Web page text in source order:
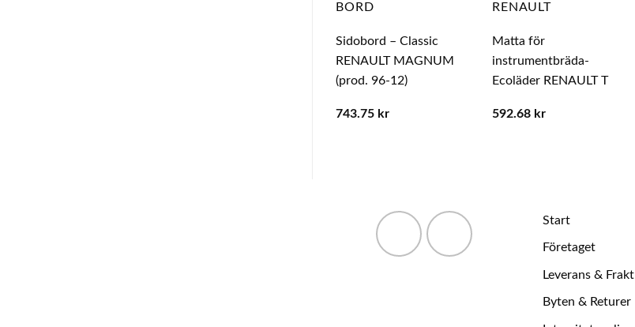
BORD
Sidobord – Classic
RENAULT MAGNUM
(prod. 96-12)
743.75 kr
RENAULT
Matta för
instrumentbräda-
Ecoläder RENAULT T
592.68 kr
Start
Företaget
Leverans & Frakt
Byten & Returer